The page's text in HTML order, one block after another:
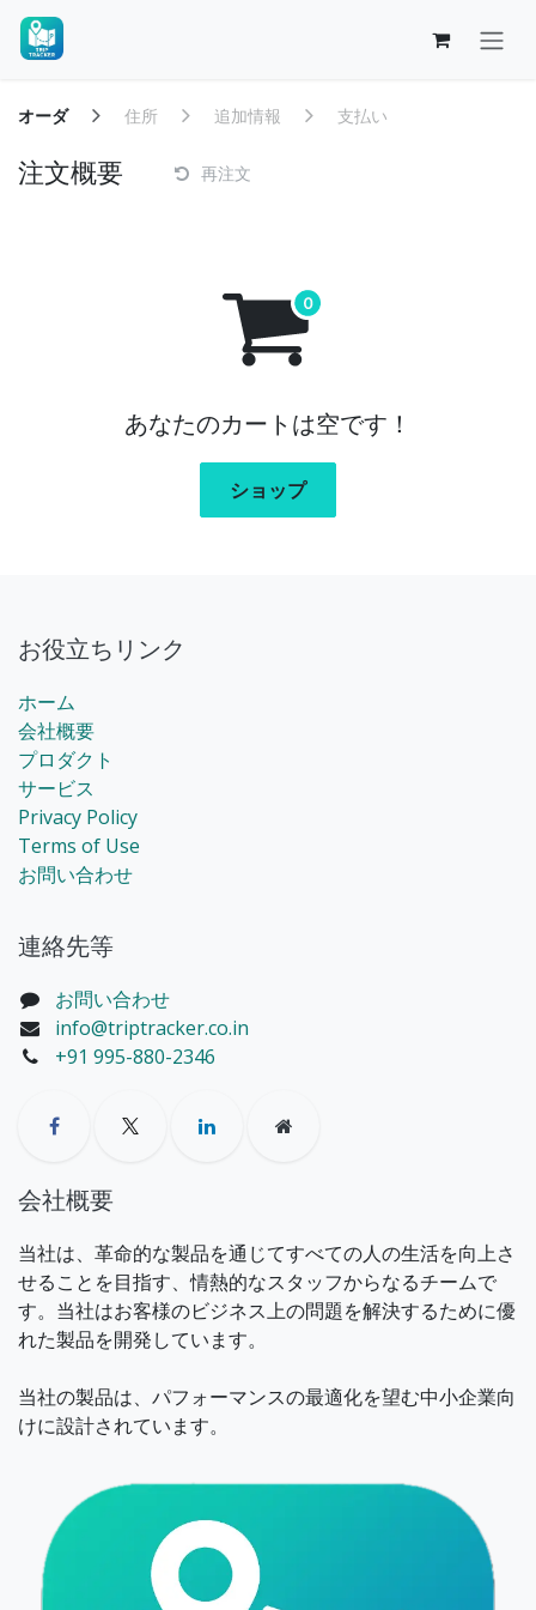
コンテンツへスキップ
オーダ 住所 追加情報 支払い
注文概要 再注文
あなたのカートは空です！
ショップ
お役立ちリンク
ホーム
会社概要
プロダクト
サービス
Privacy Policy
Terms of Use
お問い合わせ
連絡先等
お問い合わせ
info@triptracker.co.in
+91 995-880-2346
会社概要
当社は、革命的な製品を通じてすべての人の生活を向上さ
せることを目指す、情熱的なスタッフからなるチームで
す。当社はお客様のビジネス上の問題を解決するために優
れた製品を開発しています。
当社の製品は、パフォーマンスの最適化を望む中小企業向
けに設計されています。